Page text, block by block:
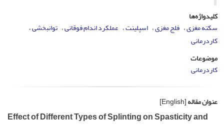
کلیدواژه‌ها
سکته مغزی فلج مغزی اسپلینت عملکرد اندام فوقانی توانبخشی
کاردرمانی
موضوعات
کاردرمانی
عنوان مقاله[English]
Effect of Different Types of Splinting on Spasticity and